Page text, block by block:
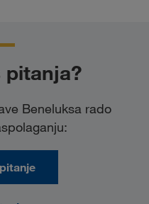
pitanja?
Beneluksa rado